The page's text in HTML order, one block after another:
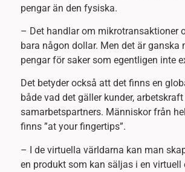
pengar än den fysiska.
– Det handlar om mikrotransaktioner
bara någon dollar. Men det är ganska
pengar för saker som egentligen inte
Det betyder också att det finns en
både vad det gäller kunder,
samarbetspartners. Människor från
finns ”at your fingertips”.
– I de virtuella världarna kan man
en produkt som kan säljas i en virtuell